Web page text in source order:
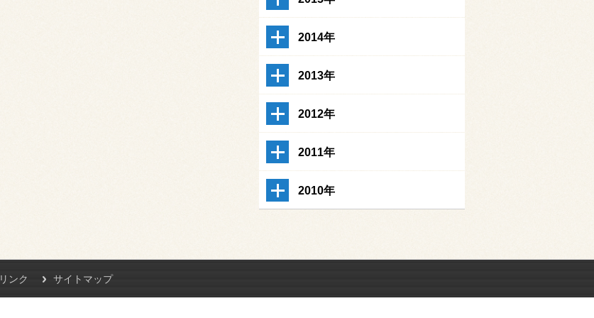
2014年
2013年
2012年
2011年
2010年
リンク サイトマップ